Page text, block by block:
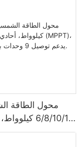
محول الطاقة
6/8/10/12